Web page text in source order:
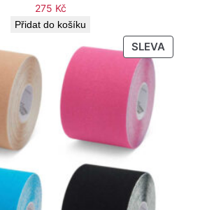
275 Kč
Přidat do košíku
SLEVA
ZA